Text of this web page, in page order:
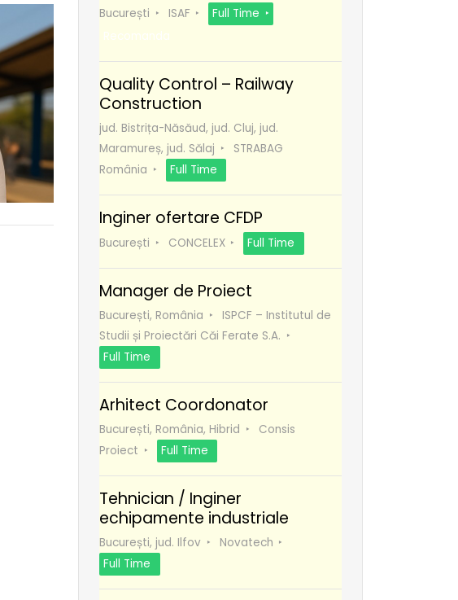
București ISAF
Full Time
Recomanda
Quality Control – Railway
Construction
jud. Bistrița-Năsăud, jud. Cluj, jud.
Maramureș, jud. Sălaj
STRABAG
România
Full Time
Inginer ofertare CFDP
București CONCELEX Full Time
Manager de Proiect
București, România
ISPCF – Institutul de
Studii și Proiectări Căi Ferate S.A.
Full Time
Arhitect Coordonator
București, România, Hibrid
Consis
Proiect
Full Time
Tehnician / Inginer
echipamente industriale
București, jud. Ilfov
Novatech
Full Time